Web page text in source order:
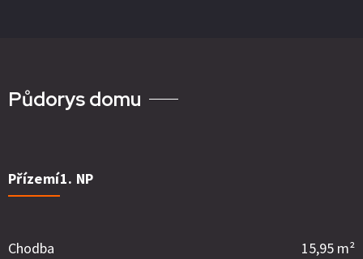
Půdorys domu
Přízemí1. NP
Chodba 15,95 m²